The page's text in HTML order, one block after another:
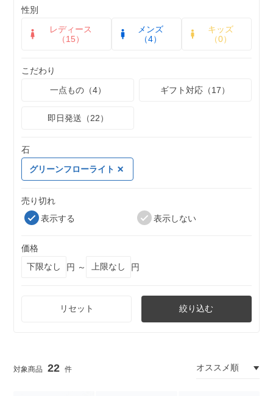
性別
レディース
（15）
メンズ
（4）
キッズ
（0）
こだわり
一点もの（4）
ギフト対応（17）
即日発送（22）
石
グリーンフローライト
売り切れ
表示する
表示しない
価格
円 ～
円
リセット 絞り込む
22